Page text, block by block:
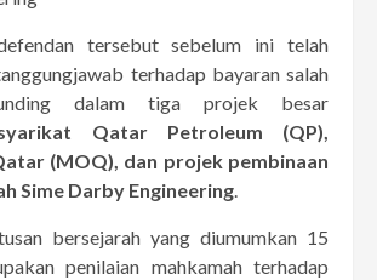
tersebut sebelum ini telah
terhadap bayaran salah
dalam tiga projek besar
Qatar Petroleum (QP),
(MOQ), dan projek pembinaan
Sime Darby Engineering.
bersejarah yang diumumkan 15
penilaian mahkamah terhadap